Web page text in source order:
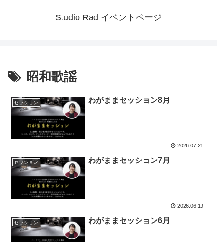
Studio Rad イベントページ
昭和歌謡
セッション わがままセッション8月
2026.07.21
セッション わがままセッション7月
2026.06.19
セッション わがままセッション6月